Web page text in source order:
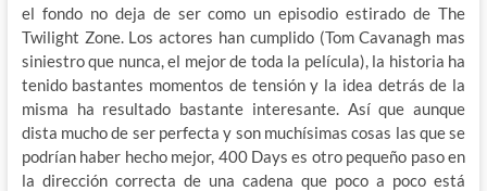
el fondo no deja de ser como un episodio estirado de The
Twilight Zone. Los actores han cumplido (Tom Cavanagh mas
siniestro que nunca, el mejor de toda la película), la historia ha
tenido bastantes momentos de tensión y la idea detrás de la
misma ha resultado bastante interesante. Así que aunque
dista mucho de ser perfecta y son muchísimas cosas las que se
podrían haber hecho mejor, 400 Days es otro pequeño paso en
la dirección correcta de una cadena que poco a poco está